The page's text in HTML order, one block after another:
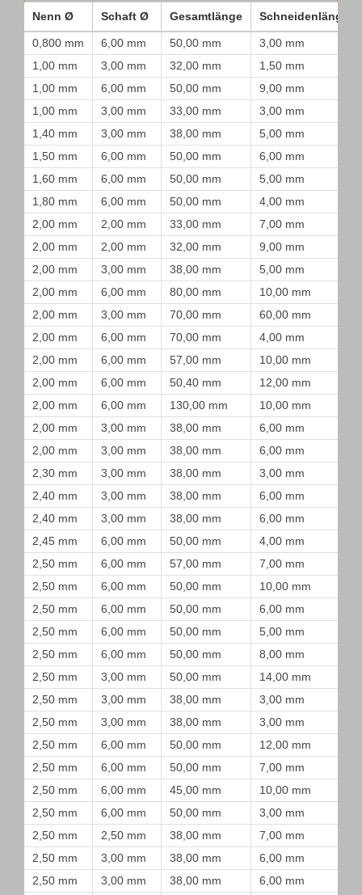
Nenn Ø Schaft Ø Gesamtlänge Schneidenlänge
0,800 mm 6,00 mm 50,00 mm
3,00 mm
1,00 mm
3,00 mm 32,00 mm
1,50 mm
1,00 mm
6,00 mm 50,00 mm
9,00 mm
1,00 mm
3,00 mm 33,00 mm
3,00 mm
1,40 mm
3,00 mm 38,00 mm
5,00 mm
1,50 mm
6,00 mm 50,00 mm
6,00 mm
1,60 mm
6,00 mm 50,00 mm
5,00 mm
1,80 mm
6,00 mm 50,00 mm
4,00 mm
2,00 mm
2,00 mm 33,00 mm
7,00 mm
2,00 mm
2,00 mm 32,00 mm
9,00 mm
2,00 mm
3,00 mm 38,00 mm
5,00 mm
2,00 mm
6,00 mm 80,00 mm
10,00 mm
2,00 mm
3,00 mm 70,00 mm
60,00 mm
2,00 mm
6,00 mm 70,00 mm
4,00 mm
2,00 mm
6,00 mm 57,00 mm
10,00 mm
2,00 mm
6,00 mm 50,40 mm
12,00 mm
2,00 mm
6,00 mm 130,00 mm
10,00 mm
2,00 mm
3,00 mm 38,00 mm
6,00 mm
2,00 mm
3,00 mm 38,00 mm
6,00 mm
2,30 mm
3,00 mm 38,00 mm
3,00 mm
2,40 mm
3,00 mm 38,00 mm
6,00 mm
2,40 mm
3,00 mm 38,00 mm
6,00 mm
2,45 mm
6,00 mm 50,00 mm
4,00 mm
2,50 mm
6,00 mm 57,00 mm
7,00 mm
2,50 mm
6,00 mm 50,00 mm
10,00 mm
2,50 mm
6,00 mm 50,00 mm
6,00 mm
2,50 mm
6,00 mm 50,00 mm
5,00 mm
2,50 mm
6,00 mm 50,00 mm
8,00 mm
2,50 mm
3,00 mm 50,00 mm
14,00 mm
2,50 mm
3,00 mm 38,00 mm
3,00 mm
2,50 mm
3,00 mm 38,00 mm
3,00 mm
2,50 mm
6,00 mm 50,00 mm
12,00 mm
2,50 mm
6,00 mm 50,00 mm
7,00 mm
2,50 mm
6,00 mm 45,00 mm
10,00 mm
2,50 mm
6,00 mm 50,00 mm
3,00 mm
2,50 mm
2,50 mm 38,00 mm
7,00 mm
2,50 mm
3,00 mm 38,00 mm
6,00 mm
2,50 mm
3,00 mm 38,00 mm
6,00 mm